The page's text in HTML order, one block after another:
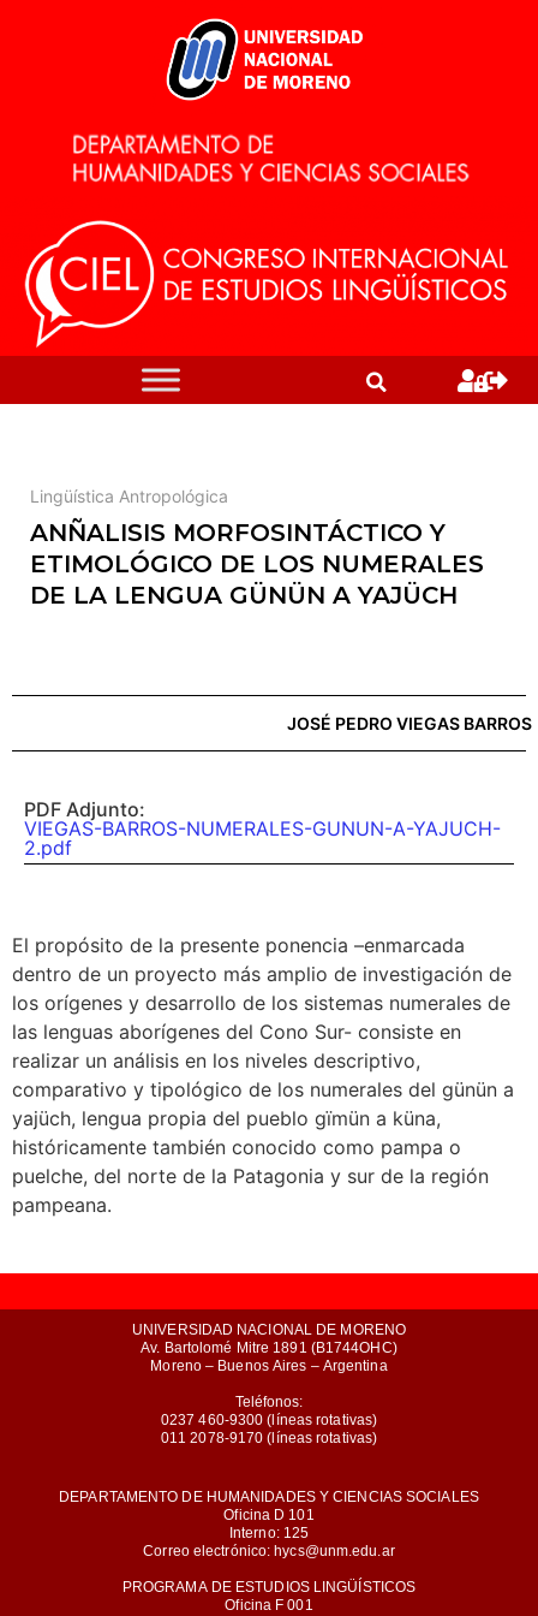
Lingüística Antropológica
ANÑALISIS MORFOSINTÁCTICO Y
ETIMOLÓGICO DE LOS NUMERALES
DE LA LENGUA GÜNÜN A YAJÜCH
JOSÉ PEDRO VIEGAS BARROS
PDF Adjunto:
VIEGAS-BARROS-NUMERALES-GUNUN-A-YAJUCH-
2.pdf
El propósito de la presente ponencia –enmarcada
dentro de un proyecto más amplio de investigación de
los orígenes y desarrollo de los sistemas numerales de
las lenguas aborígenes del Cono Sur- consiste en
realizar un análisis en los niveles descriptivo,
comparativo y tipológico de los numerales del günün a
yajüch, lengua propia del pueblo gïmün a küna,
históricamente también conocido como pampa o
puelche, del norte de la Patagonia y sur de la región
pampeana.
UNIVERSIDAD NACIONAL DE MORENO
Av. Bartolomé Mitre 1891 (B1744OHC)
Moreno – Buenos Aires – Argentina
Teléfonos:
0237 460-9300 (líneas rotativas)
011 2078-9170 (líneas rotativas)
DEPARTAMENTO DE HUMANIDADES Y CIENCIAS SOCIALES
Oficina D 101
Interno: 125
Correo electrónico: hycs@unm.edu.ar
PROGRAMA DE ESTUDIOS LINGÜÍSTICOS
Oficina F 001